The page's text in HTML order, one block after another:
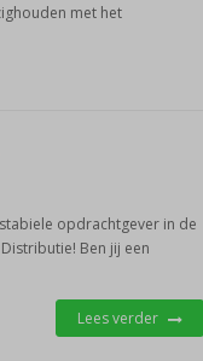
met het
opdrachtgever in de
Ben jij een
Lees verder